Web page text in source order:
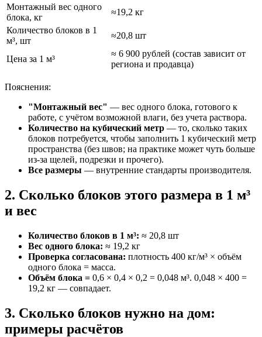
Монтажный вес одного
блока, кг
≈19,2 кг
Количество блоков в 1
м³, шт
≈20,8 шт
Цена за 1 м³
≈ 6 900 рублей (состав зависит от
региона и продавца)
Пояснения:
"Монтажный вес" — вес одного блока, готового к
работе, с учётом возможной влаги, без учета раствора.
Количество на кубический метр — то, сколько таких
блоков потребуется, чтобы заполнить 1 кубический метр
пространства (без швов; на практике может чуть больше
из‑за щелей, подрезки и прочего).
Все размеры — внутренние стандарты производителя.
2. Сколько блоков этого размера в 1 м³
и вес
Количество блоков в 1 м³: ≈ 20,8 шт
Вес одного блока: ≈ 19,2 кг
Проверка согласована: плотность 400 кг/м³ × объём
одного блока = масса.
Объём блока = 0,6 × 0,4 × 0,2 = 0,048 м³. 0,048 × 400 =
19,2 кг — совпадает.
3. Сколько блоков нужно на дом:
примеры расчётов